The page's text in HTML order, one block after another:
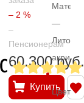
– 2 %
–
Пенсионерам
60.300 руб.
Купить
—
Литой
акрил
Цвет